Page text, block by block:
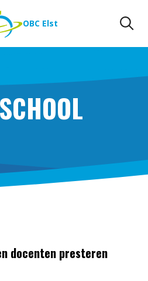
OBC Elst
docenten presteren